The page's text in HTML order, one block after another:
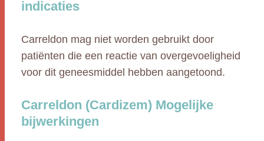
indicaties
Carreldon mag niet worden gebruikt door
patiënten die een reactie van overgevoeligheid
voor dit geneesmiddel hebben aangetoond.
Carreldon (Cardizem) Mogelijke
bijwerkingen